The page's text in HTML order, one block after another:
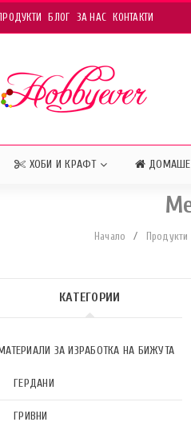
БЛОГ ЗА НАС КОНТАКТИ
ХОБИ И КРАФТ
Начало / Продукти
КАТЕГОРИИ
ЗА ИЗРАБОТКА НА БИЖУТА
ГЕРДАНИ
ГРИВНИ